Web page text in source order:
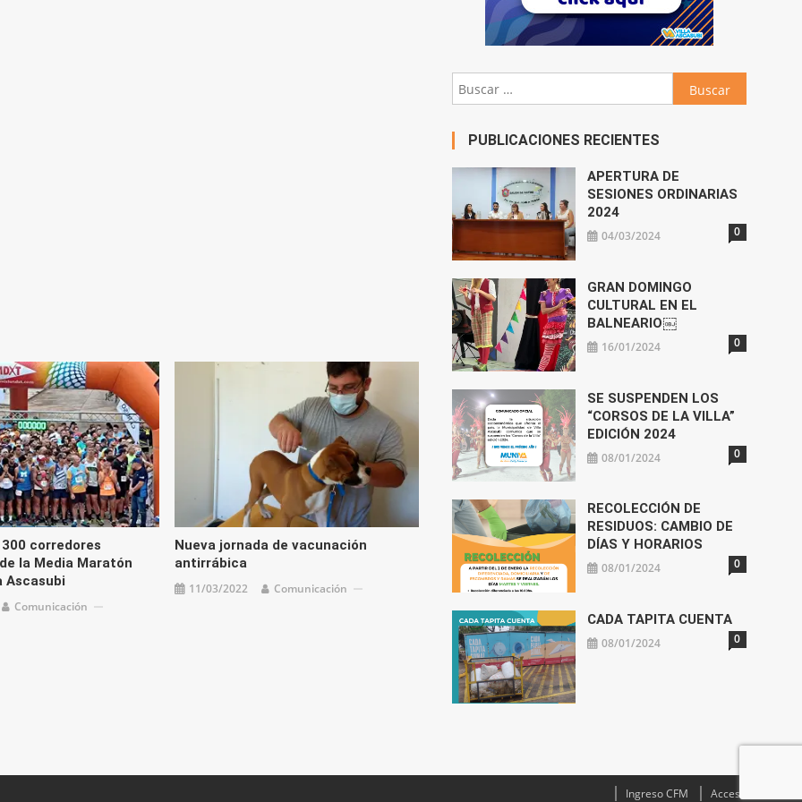
corredores
la Media Maratón
Ascasubi
Comunicación
Nueva jornada de vacunación
antirrábica
11/03/2022 Comunicación
Buscar:
PUBLICACIONES RECIENTES
APERTURA DE
SESIONES ORDINARIAS
2024
04/03/2024 0
GRAN DOMINGO
CULTURAL EN EL
BALNEARIO￼
16/01/2024 0
SE SUSPENDEN LOS
“CORSOS DE LA VILLA”
EDICIÓN 2024
08/01/2024 0
RECOLECCIÓN DE
RESIDUOS: CAMBIO DE
DÍAS Y HORARIOS
08/01/2024 0
CADA TAPITA CUENTA
08/01/2024 0
Ingreso CFM Acceso